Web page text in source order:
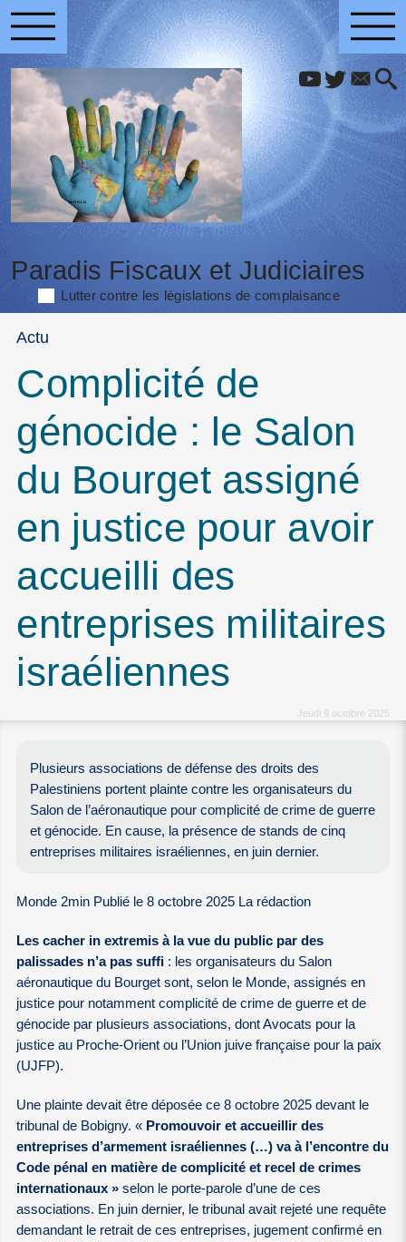
Paradis Fiscaux et Judiciaires
Lutter contre les législations de complaisance
Actu
Complicité de
génocide : le Salon
du Bourget assigné
en justice pour avoir
accueilli des
entreprises militaires
israéliennes
Jeudi 9 octobre 2025
Plusieurs associations de défense des droits des
Palestiniens portent plainte contre les organisateurs du
Salon de l’aéronautique pour complicité de crime de guerre
et génocide. En cause, la présence de stands de cinq
entreprises militaires israéliennes, en juin dernier.
Monde 2min Publié le 8 octobre 2025 La rédaction
Les cacher in extremis à la vue du public par des
palissades n’a pas suffi : les organisateurs du Salon
aéronautique du Bourget sont, selon le Monde, assignés en
justice pour notamment complicité de crime de guerre et de
génocide par plusieurs associations, dont Avocats pour la
justice au Proche-Orient ou l’Union juive française pour la paix
(UJFP).
Une plainte devait être déposée ce 8 octobre 2025 devant le
tribunal de Bobigny. « Promouvoir et accueillir des
entreprises d’armement israéliennes (…) va à l’encontre du
Code pénal en matière de complicité et recel de crimes
internationaux » selon le porte-parole d’une de ces
associations. En juin dernier, le tribunal avait rejeté une requête
demandant le retrait de ces entreprises, jugement confirmé en